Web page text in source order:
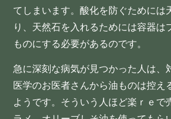
てしまいます。酸化を防ぐためには
り、天然石を入れるためには容器は
ものにする必要があるのです。
急に深刻な病気が見つかった人は、
医学のお医者さんから油ものは控え
ようです。そういう人ほど楽ｒｅで